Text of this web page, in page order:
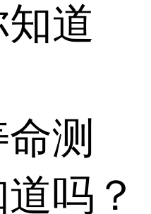
道
测
吗？